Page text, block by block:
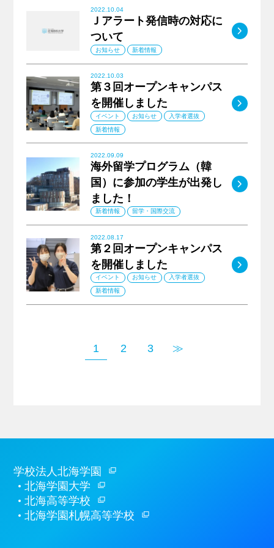
2022.10.04
Ｊアラート発信時の対応に
ついて
お知らせ 新着情報
2022.10.03
第３回オープンキャンパス
を開催しました
イベント お知らせ
入学者選抜
新着情報
2022.09.09
海外留学プログラム（韓
国）に参加の学生が出発し
ました！
新着情報 留学・国際交流
2022.08.17
第２回オープンキャンパス
を開催しました
イベント お知らせ
入学者選抜
新着情報
1 2 3 ≫
学校法人北海学園
北海学園大学
北海高等学校
北海学園札幌高等学校